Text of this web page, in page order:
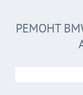
РЕМОНТ